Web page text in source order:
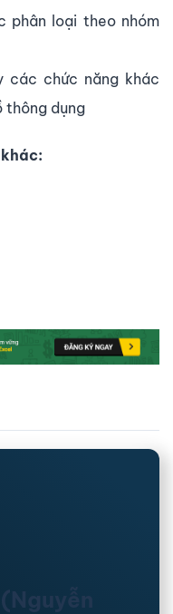
phân loại theo nhóm
các chức năng khác
thông dụng